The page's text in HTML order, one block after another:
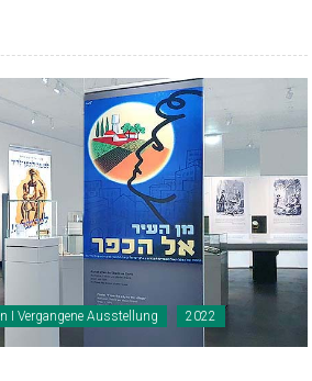
I Vergangene Ausstellung 2022